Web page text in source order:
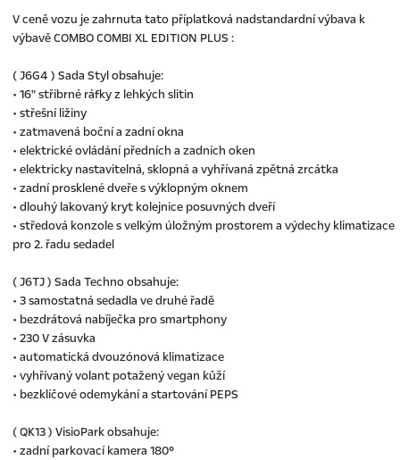
V ceně vozu je zahrnuta tato příplatková nadstandardní výbava k
výbavě COMBO COMBI XL EDITION PLUS :
( J6G4 ) Sada Styl obsahuje:
• 16" stříbrné ráfky z lehkých slitin
• střešní ližiny
• zatmavená boční a zadní okna
• elektrické ovládání předních a zadních oken
• elektricky nastavitelná, sklopná a vyhřívaná zpětná zrcátka
• zadní prosklené dveře s výklopným oknem
• dlouhý lakovaný kryt kolejnice posuvných dveří
• středová konzole s velkým úložným prostorem a výdechy klimatizace
pro 2. řadu sedadel
( J6TJ ) Sada Techno obsahuje:
• 3 samostatná sedadla ve druhé řadě
• bezdrátová nabíječka pro smartphony
• 230 V zásuvka
• automatická dvouzónová klimatizace
• vyhřívaný volant potažený vegan kůží
• bezklíčové odemykání a startování PEPS
( QK13 ) VisioPark obsahuje:
• zadní parkovací kamera 180°